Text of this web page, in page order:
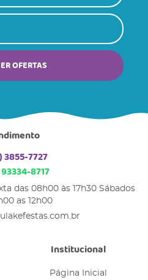
OFERTAS
3855-7727
93334-8717
das 08h00 às 17h30 Sábados
as 12h00
Institucional
Página Inicial